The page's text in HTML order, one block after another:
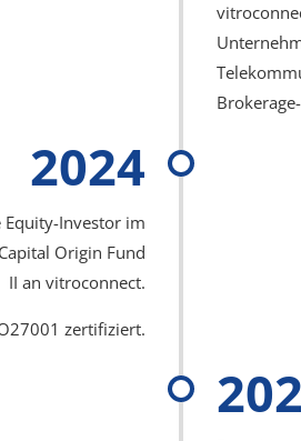
2024
Investor im
Origin Fund
II an vitroconnect.
zertifiziert.